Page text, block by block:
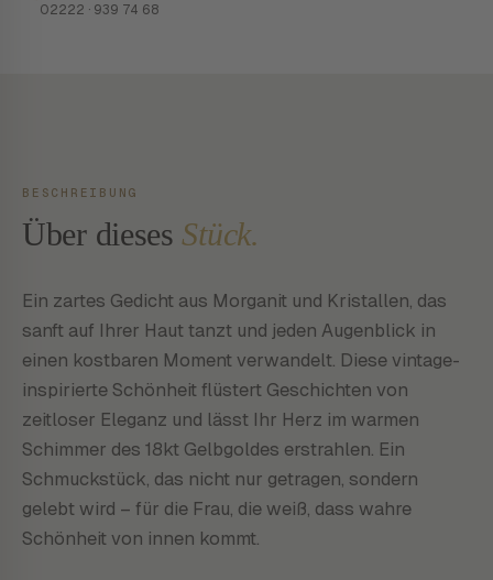
02222 · 939 74 68
BESCHREIBUNG
Über dieses Stück.
Ein zartes Gedicht aus Morganit und Kristallen, das
sanft auf Ihrer Haut tanzt und jeden Augenblick in
einen kostbaren Moment verwandelt. Diese vintage-
inspirierte Schönheit flüstert Geschichten von
zeitloser Eleganz und lässt Ihr Herz im warmen
Schimmer des 18kt Gelbgoldes erstrahlen. Ein
Schmuckstück, das nicht nur getragen, sondern
gelebt wird – für die Frau, die weiß, dass wahre
Schönheit von innen kommt.